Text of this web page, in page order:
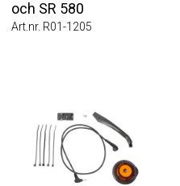
och SR 580
Art.nr. R01-1205